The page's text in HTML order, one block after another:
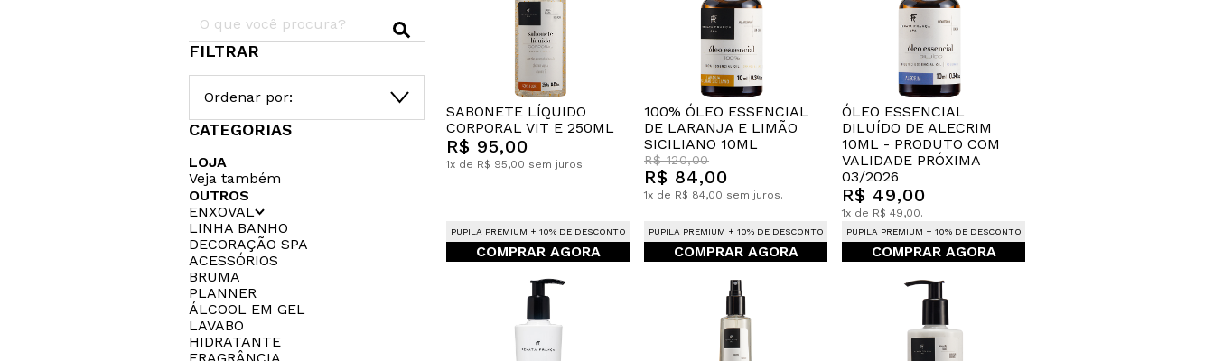
FILTRAR
Ordenar por:
CATEGORIAS
LOJA
Veja também
OUTROS
ENXOVAL
LINHA BANHO
DECORAÇÃO SPA
ACESSÓRIOS
BRUMA
PLANNER
ÁLCOOL EM GEL
LAVABO
HIDRATANTE
SABONETE LÍQUIDO
CORPORAL VIT E 250ML
R$ 95,00
1x de R$ 95,00 sem juros.
PUPILA PREMIUM + 10% DE DESCONTO
COMPRAR AGORA
100% ÓLEO ESSENCIAL
DE LARANJA E LIMÃO
SICILIANO 10ML
R$ 120,00
R$ 84,00
1x de R$ 84,00 sem juros.
PUPILA PREMIUM + 10% DE DESCONTO
COMPRAR AGORA
ÓLEO ESSENCIAL
DILUÍDO DE ALECRIM
10ML - PRODUTO COM
VALIDADE PRÓXIMA
03/2026
R$ 49,00
1x de R$ 49,00.
PUPILA PREMIUM + 10% DE DESCONTO
COMPRAR AGORA